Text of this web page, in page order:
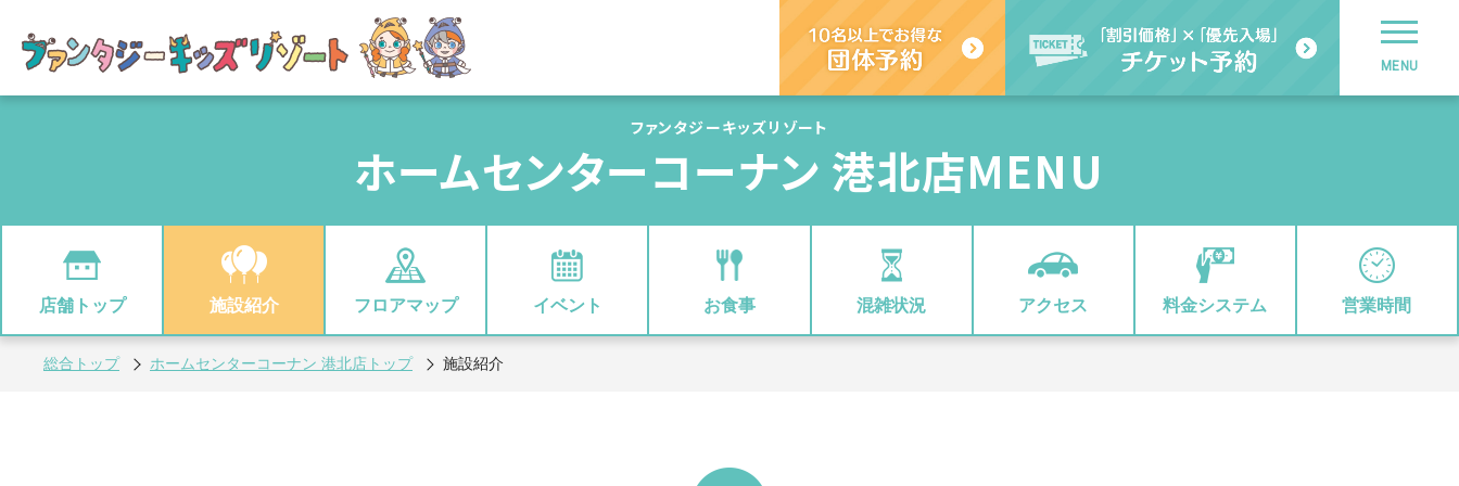
MENU
ファンタジーキッズリゾート
ホームセンターコーナン 港北店MENU
店舗トップ 施設紹介 フロアマップ イベント お食事 混雑状況 アクセス 料金システム 営業時間
総合トップ ホームセンターコーナン 港北店トップ 施設紹介